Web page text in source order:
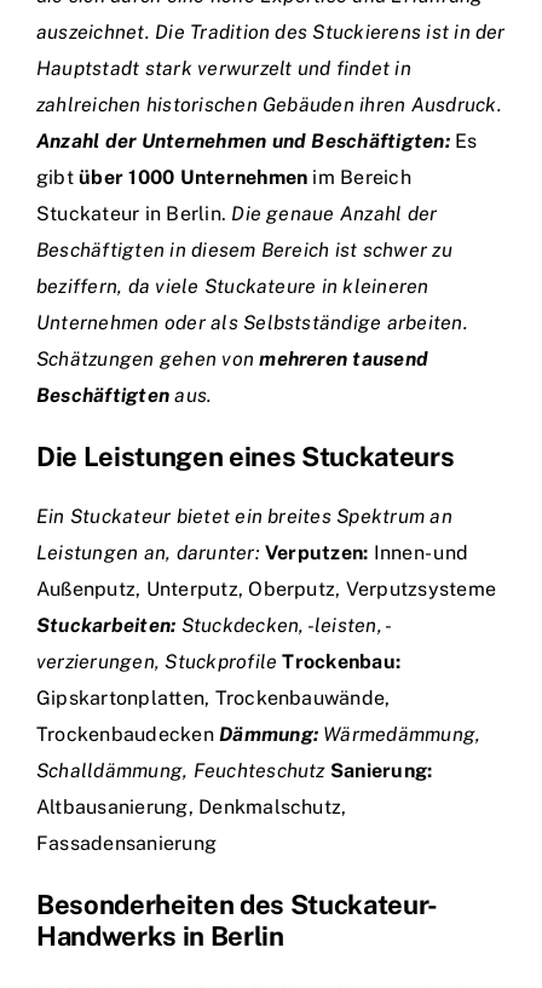
auszeichnet. Die Tradition des Stuckierens ist in der
Hauptstadt stark verwurzelt und findet in
zahlreichen historischen Gebäuden ihren Ausdruck.
Anzahl der Unternehmen und Beschäftigten: Es
gibtüber 1000 Unternehmen im Bereich
Stuckateur in Berlin. Die genaue Anzahl der
Beschäftigten in diesem Bereich ist schwer zu
beziffern, da viele Stuckateure in kleineren
Unternehmen oder als Selbstständige arbeiten.
Schätzungen gehen vonmehreren tausend
Beschäftigten aus.
Die Leistungen eines Stuckateurs
Ein Stuckateur bietet ein breites Spektrum an
Leistungen an, darunter:Verputzen: Innen- und
Außenputz, Unterputz, Oberputz, Verputzsysteme
Stuckarbeiten: Stuckdecken, -leisten, -
verzierungen, StuckprofileTrockenbau:
Gipskartonplatten, Trockenbauwände,
TrockenbaudeckenDämmung: Wärmedämmung,
Schalldämmung, Feuchteschutz Sanierung:
Altbausanierung, Denkmalschutz,
Fassadensanierung
Besonderheiten des Stuckateur-
Handwerks in Berlin